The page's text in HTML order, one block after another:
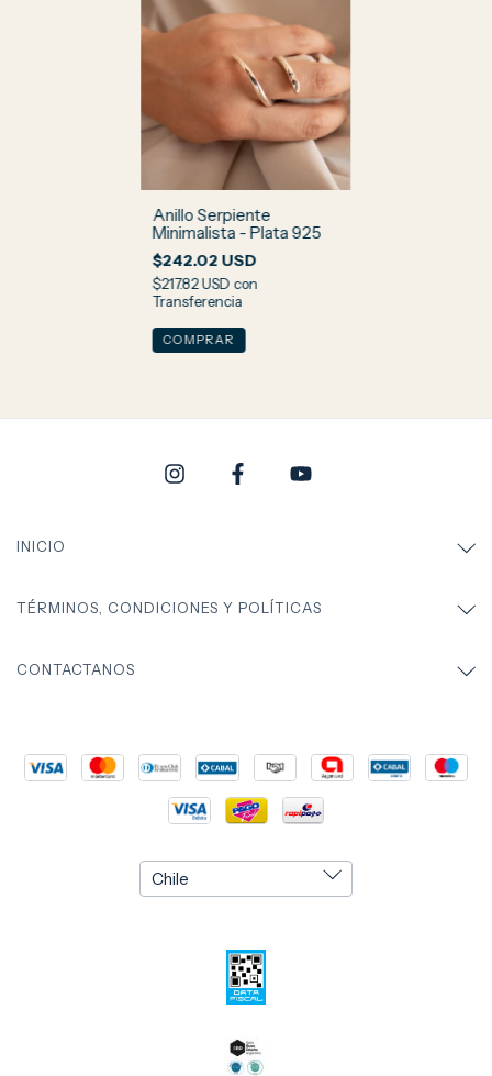
Anillo Serpiente
Minimalista - Plata 925
$242.02 USD
$217.82 USD con
Transferencia
INICIO
TÉRMINOS, CONDICIONES Y POLÍTICAS
CONTACTANOS